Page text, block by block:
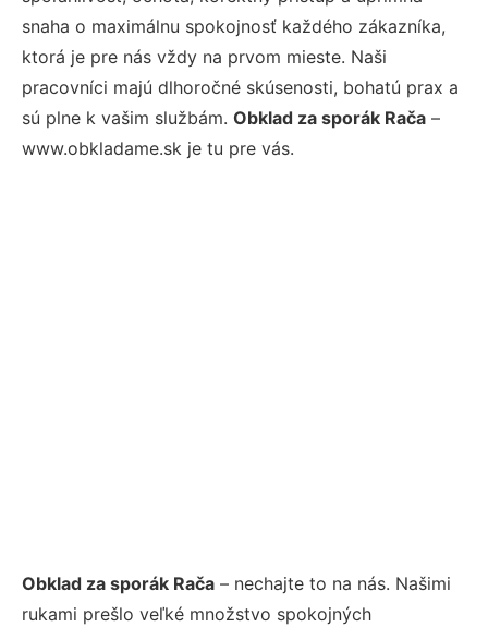
snaha o maximálnu spokojnosť každého zákazníka,
ktorá je pre nás vždy na prvom mieste. Naši
pracovníci majú dlhoročné skúsenosti, bohatú prax a
sú plne k vašim službám. Obklad za sporák Rača –
www.obkladame.sk je tu pre vás.
Obklad za sporák Rača – nechajte to na nás. Našimi
rukami prešlo veľké množstvo spokojných